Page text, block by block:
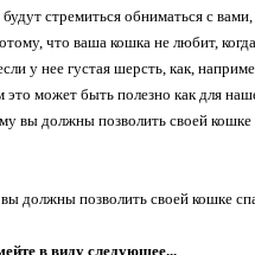
стремиться обниматься с
что ваша кошка не любит,
у нее густая шерсть, как,
может быть полезно как для
вы должны позволить своей кошке
должны позволить своей кошке
в виду следующее...